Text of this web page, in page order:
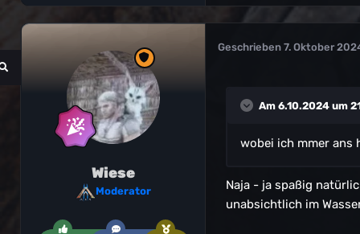
Wiese
Moderator
Geschrieben 7. Oktober
Am 6.10.2024 um
wobei ich mmer ans
Naja - ja spaßig
unabsichtlich im